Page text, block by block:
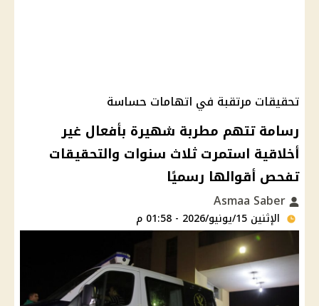
تحقيقات مرتقبة في اتهامات حساسة
رسامة تتهم مطربة شهيرة بأفعال غير
أخلاقية استمرت ثلاث سنوات والتحقيقات
تفحص أقوالها رسميًا
الإثنين 15/يونيو/2026 - 01:58 م